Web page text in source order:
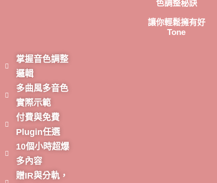
掌握音色調整
邏輯
多曲風多音色
實際示範
付費與免費
Plugin任選
10個小時超爆
多內容
贈IR與分軌，
色調整秘訣
讓你輕鬆擁有好
Tone